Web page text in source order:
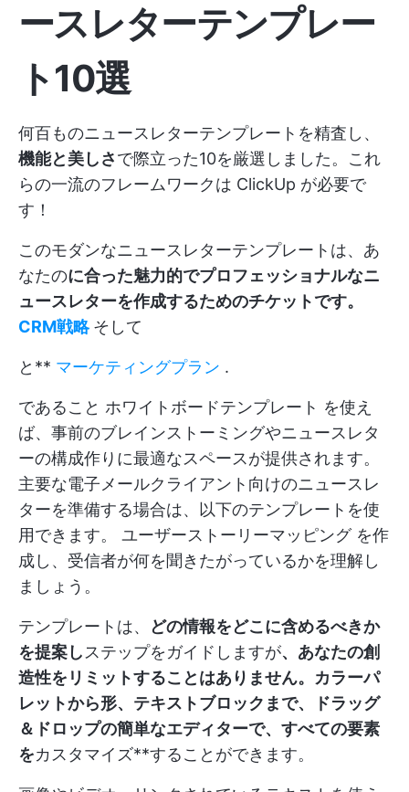
ースレターテンプレー
ト10選
何百ものニュースレターテンプレートを精査し、
機能と美しさで際立った10を厳選しました。これ
らの一流のフレームワークは ClickUp が必要で
す！
このモダンなニュースレターテンプレートは、あ
なたのに合った魅力的でプロフェッショナルなニ
ュースレターを作成するためのチケットです。
CRM戦略 そして
と** マーケティングプラン .
であること ホワイトボードテンプレート を使え
ば、事前のブレインストーミングやニュースレタ
ーの構成作りに最適なスペースが提供されます。
主要な電子メールクライアント向けのニュースレ
ターを準備する場合は、以下のテンプレートを使
用できます。 ユーザーストーリーマッピングを作
成し、受信者が何を聞きたがっているかを理解し
ましょう。
テンプレートは、
どの情報をどこに含めるべきか
を提案し ステップをガイドしますが、あなたの創
造性をリミットすることはありません。カラーパ
レットから形、テキストブロックまで、ドラッグ
＆ドロップの簡単なエディターで、すべての要素
をカスタマイズ**することができます。